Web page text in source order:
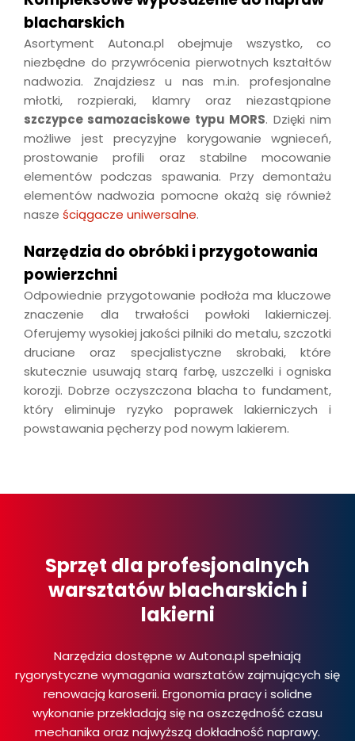
blacharskich
Asortyment Autona.pl obejmuje wszystko, co
niezbędne do przywrócenia pierwotnych kształtów
nadwozia. Znajdziesz u nas m.in. profesjonalne
młotki, rozpieraki, klamry oraz niezastąpione
szczypce samozaciskowe typu MORS. Dzięki nim
możliwe jest precyzyjne korygowanie wgnieceń,
prostowanie profili oraz stabilne mocowanie
elementów podczas spawania. Przy demontażu
elementów nadwozia pomocne okażą się również
nasze ściągacze uniwersalne.
Narzędzia do obróbki i przygotowania
powierzchni
Odpowiednie przygotowanie podłoża ma kluczowe
znaczenie dla trwałości powłoki lakierniczej.
Oferujemy wysokiej jakości pilniki do metalu, szczotki
druciane oraz specjalistyczne skrobaki, które
skutecznie usuwają starą farbę, uszczelki i ogniska
korozji. Dobrze oczyszczona blacha to fundament,
który eliminuje ryzyko poprawek lakierniczych i
powstawania pęcherzy pod nowym lakierem.
Sprzęt dla profesjonalnych
warsztatów blacharskich i
lakierni
Narzędzia dostępne w Autona.pl spełniają
rygorystyczne wymagania warsztatów zajmujących się
renowacją karoserii. Ergonomia pracy i solidne
wykonanie przekładają się na oszczędność czasu
mechanika oraz najwyższą dokładność naprawy.